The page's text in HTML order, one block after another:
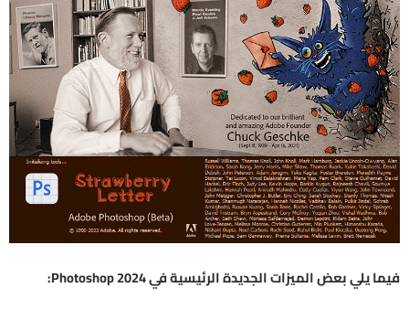
فيما يلي بعض الميزات الجديدة الرئيسية في Photoshop 2024: